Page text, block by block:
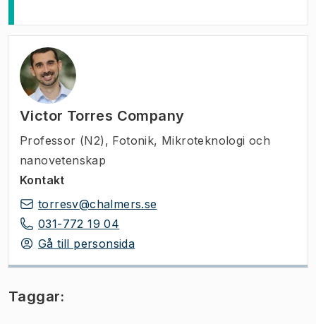
Victor Torres Company
Professor (N2) , Fotonik, Mikroteknologi och
nanovetenskap
Kontakt
torresv@chalmers.se
031-772 19 04
Gå till personsida
Taggar: